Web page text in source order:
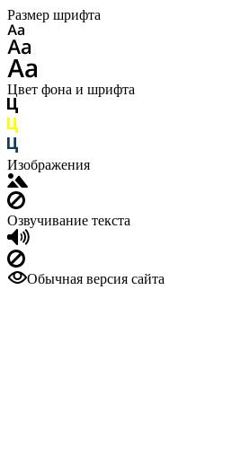
Размер шрифта
Цвет фона и шрифта
Изображения
Озвучивание текста
Обычная версия сайта